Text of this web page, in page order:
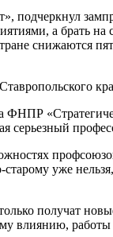
подчеркнул
а брать на
снижаются
серьезный
уже
получат
влиянию,